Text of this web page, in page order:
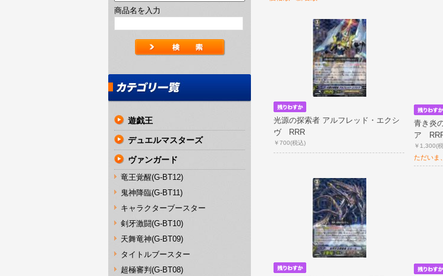
光源の探索者 アルフレッド・エクシ
ヴ RRR
￥700(税込)
青き炎
ア
￥1,300(
ただいま
商品名を入力
遊戯王
デュエルマスターズ
ヴァンガード
竜王覚醒(G-BT12)
鬼神降臨(G-BT11)
キャラクターブースター
剣牙激闘(G-BT10)
天舞竜神(G-BT09)
タイトルブースター
超極審判(G-BT08)